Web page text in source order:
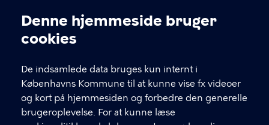
Cookieindstillinger
Denne hjemmeside bruger
cookies
De indsamlede data bruges kun internt i
Københavns Kommune til at kunne vise fx videoer
og kort på hjemmesiden og forbedre den generelle
brugeroplevelse. For at kunne læse
KONTAKT
amk@kk.dk
33 66 57 66